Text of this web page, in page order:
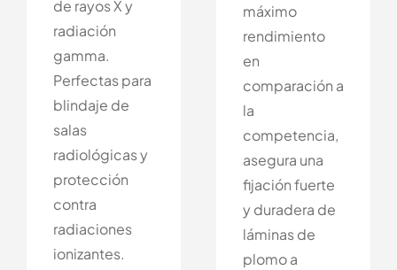
de rayos X y
radiación
gamma.
Perfectas para
blindaje de
salas
radiológicas y
protección
contra
radiaciones
ionizantes.
máximo
rendimiento
en
comparación a
la
competencia,
asegura una
fijación fuerte
y duradera de
láminas de
plomo a